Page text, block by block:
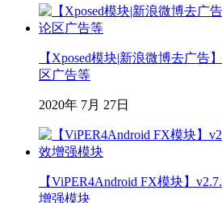
【Xposed模块|新浪微博去广告
区广告等
2020年 7月 27日
【ViPER4Android FX模块】
增强模块